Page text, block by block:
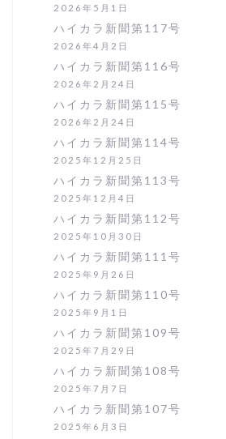
2026年5月1日
ハイカラ新聞第117号
2026年4月2日
ハイカラ新聞第116号
2026年2月24日
ハイカラ新聞第115号
2026年2月24日
ハイカラ新聞第114号
2025年12月25日
ハイカラ新聞第113号
2025年12月4日
ハイカラ新聞第112号
2025年10月30日
ハイカラ新聞第111号
2025年9月26日
ハイカラ新聞第110号
2025年9月1日
ハイカラ新聞第109号
2025年7月29日
ハイカラ新聞第108号
2025年7月7日
ハイカラ新聞第107号
2025年6月3日